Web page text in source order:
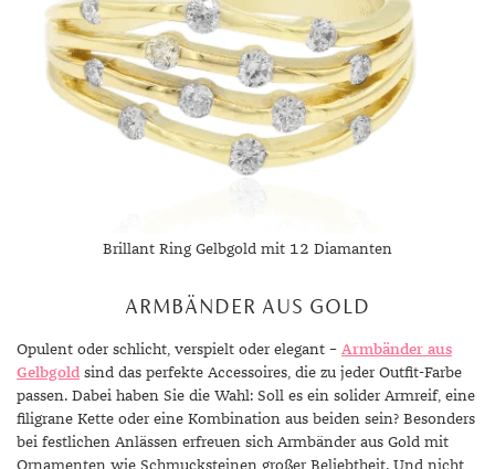
Brillant Ring Gelbgold mit 12 Diamanten
ARMBÄNDER AUS GOLD
Opulent oder schlicht, verspielt oder elegant – Armbänder aus
Gelbgold sind das perfekte Accessoires, die zu jeder Outfit-Farbe
passen. Dabei haben Sie die Wahl: Soll es ein solider Armreif, eine
filigrane Kette oder eine Kombination aus beiden sein? Besonders
bei festlichen Anlässen erfreuen sich Armbänder aus Gold mit
Ornamenten wie Schmucksteinen großer Beliebtheit. Und nicht